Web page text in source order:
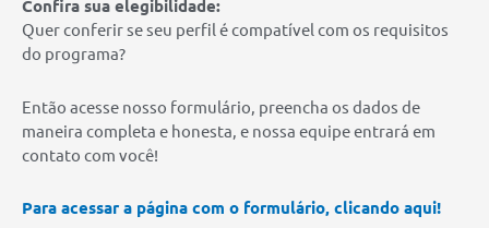
Confira sua elegibilidade:
Quer conferir se seu perfil é compatível com os requisitos
do programa?
Então acesse nosso formulário, preencha os dados de
maneira completa e honesta, e nossa equipe entrará em
contato com você!
Para acessar a página com o formulário, clicando aqui!